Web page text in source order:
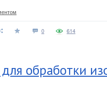
0 614
обработки